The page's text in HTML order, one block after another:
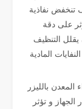
تنخفض نفاذية
على دقة
التنظيف
المادية
بالليزر
و تؤثر